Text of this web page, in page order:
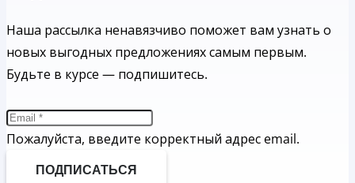
Наша рассылка ненавязчиво поможет вам узнать о
новых выгодных предложениях самым первым.
Будьте в курсе — подпишитесь.
Пожалуйста, введите корректный адрес email.
ПОДПИСАТЬСЯ